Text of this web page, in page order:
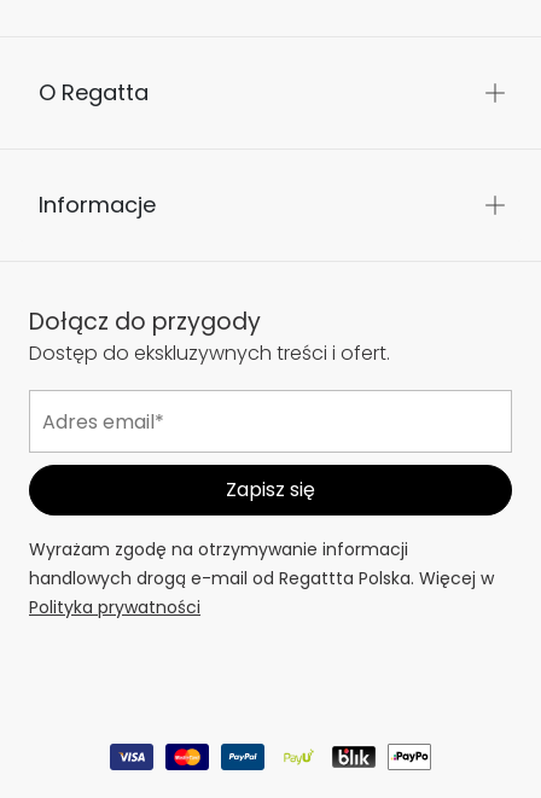
O Regatta
Informacje
Dołącz do przygody
Dostęp do ekskluzywnych treści i ofert.
Wyrażam zgodę na otrzymywanie informacji
handlowych drogą e-mail od Regattta Polska. Więcej w
Polityka prywatności